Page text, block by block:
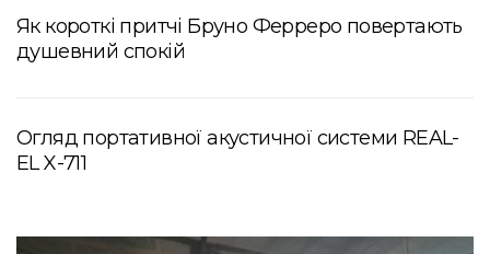
Як короткі притчі Бруно Ферреро повертають
душевний спокій
Огляд портативної акустичної системи REAL-
EL X-711